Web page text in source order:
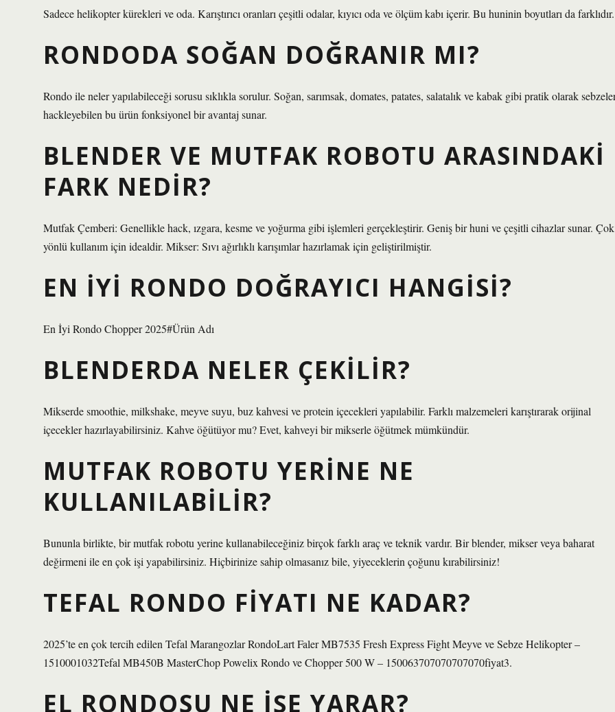
Sadece helikopter kürekleri ve oda. Karıştırıcı oranları çeşitli odalar, kıyıcı oda ve ölçüm kabı içerir. Bu huninin boyutları da farklıdır.
RONDODA SOĞAN DOĞRANIR MI?
Rondo ile neler yapılabileceği sorusu sıklıkla sorulur. Soğan, sarımsak, domates, patates, salatalık ve kabak gibi pratik olarak
hackleyebilen bu ürün fonksiyonel bir avantaj sunar.
BLENDER VE MUTFAK ROBOTU ARASINDAKI
FARK NEDIR?
Mutfak Çemberi: Genellikle hack, ızgara, kesme ve yoğurma gibi işlemleri gerçekleştirir. Geniş bir huni ve çeşitli cihazlar sunar. Çok
yönlü kullanım için idealdir. Mikser: Sıvı ağırlıklı karışımlar hazırlamak için geliştirilmiştir.
EN IYI RONDO DOĞRAYICI HANGISI?
En İyi Rondo Chopper 2025#Ürün Adı
BLENDERDA NELER ÇEKILIR?
Mikserde smoothie, milkshake, meyve suyu, buz kahvesi ve protein içecekleri yapılabilir. Farklı malzemeleri karıştırarak orijinal
içecekler hazırlayabilirsiniz. Kahve öğütüyor mu? Evet, kahveyi bir mikserle öğütmek mümkündür.
MUTFAK ROBOTU YERINE NE
KULLANILABILIR?
Bununla birlikte, bir mutfak robotu yerine kullanabileceğiniz birçok farklı araç ve teknik vardır. Bir blender, mikser veya baharat
değirmeni ile en çok işi yapabilirsiniz. Hiçbirinize sahip olmasanız bile, yiyeceklerin çoğunu kırabilirsiniz!
TEFAL RONDO FIYATI NE KADAR?
2025’te en çok tercih edilen Tefal Marangozlar RondoLart Faler MB7535 Fresh Express Fight Meyve ve Sebze Helikopter –
1510001032Tefal MB450B MasterChop Powelix Rondo ve Chopper 500 W – 150063707070707070fiyat3.
EL RONDOSU NE IŞE YARAR?